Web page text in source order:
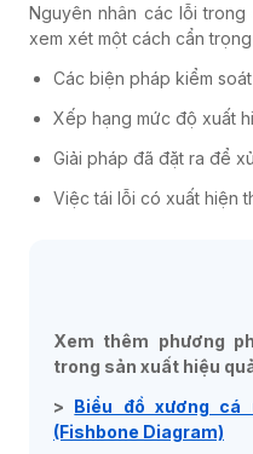
Nguyên nhân các lỗi
xem xét một cách cẩn
Các biện pháp kiểm
Xếp hạng mức độ xuất
Giải pháp đã đặt ra để
Việc tái lỗi có xuất hiện
Xem thêm phương
trong sản xuất hiệu
> Biểu đồ xương cá
(Fishbone Diagram)